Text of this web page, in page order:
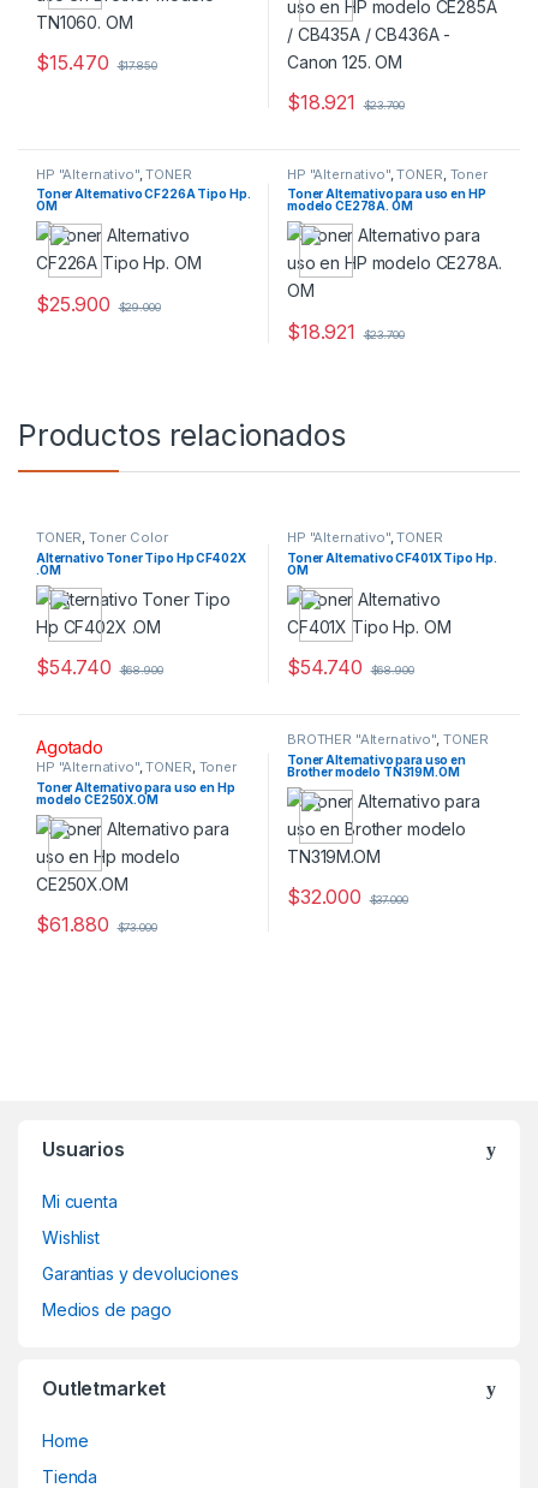
$15.470 $17.850
$18.921 $23.700
HP "Alternativo",TONER
Toner Alternativo CF226A Tipo Hp.
OM
$25.900 $29.000
HP "Alternativo",TONER Toner
Monocromatico
Toner Alternativo para uso en HP
modelo CE278A. OM
$18.921 $23.700
Productos relacionados
TONER,Toner Color
Alternativo Toner Tipo Hp CF402X
.OM
$54.740 $68.900
HP "Alternativo",TONER
Toner Alternativo CF401X Tipo Hp.
OM
$54.740 $68.900
Agotado
HP "Alternativo",TONER, Toner
Monocromatico
Toner Alternativo para uso en Hp
modelo CE250X.OM
$61.880 $73.000
BROTHER "Alternativo", TONER
Toner Alternativo para uso en
Brother modelo TN319M.OM
$32.000 $37.000
Usuarios
Mi cuenta
Wishlist
Garantias y devoluciones
Medios de pago
Outletmarket
Home
Tienda